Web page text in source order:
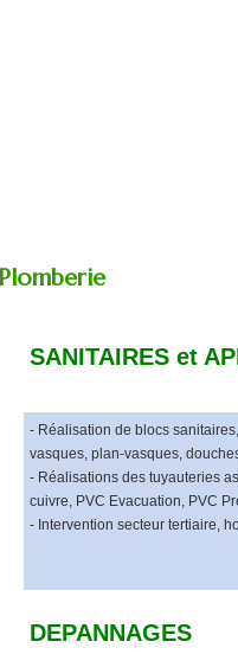
Plomberie
SANITAIRES et
- Réalisation de blocs
vasques, plan-vasques,
- Réalisations des tuyauteries
cuivre, PVC Evacuation, PVC
- Intervention secteur tertiaire,
DEPANNAGES